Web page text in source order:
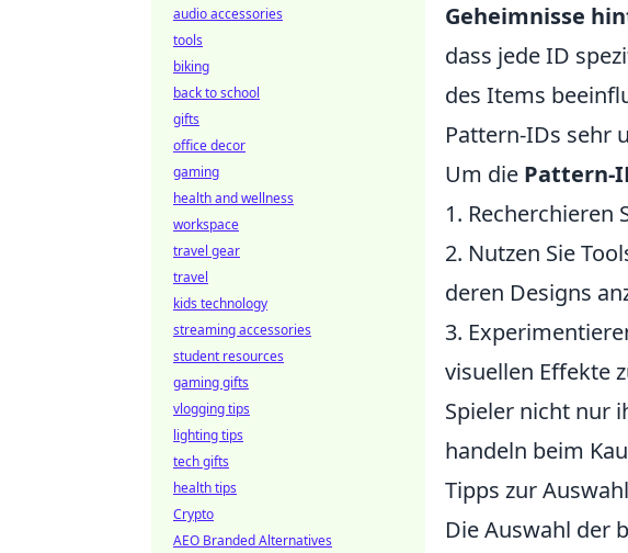
Geheimnisse
dass jede ID
des Items
Pattern-IDs sehr
Um die Pattern-
1. Recherchieren
2. Nutzen Sie
deren Designs
3.
visuellen Effekte
Spieler nicht nur
handeln beim
Tipps zur
Die Auswahl der
audio accessories
tools
biking
back to school
gifts
office decor
gaming
health and wellness
workspace
travel gear
travel
kids technology
streaming accessories
student resources
gaming gifts
vlogging tips
lighting tips
tech gifts
health tips
Crypto
AEO Branded Alternatives